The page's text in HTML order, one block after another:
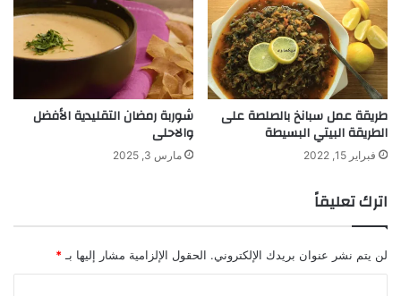
طريقة عمل سبانخ بالصلصة على
الطريقة البيتي البسيطة
فبراير 15, 2022
شوربة رمضان التقليدية الأفضل
والاحلى
مارس 3, 2025
اترك تعليقاً
لن يتم نشر عنوان بريدك الإلكتروني. الحقول الإلزامية مشار إليها بـ *